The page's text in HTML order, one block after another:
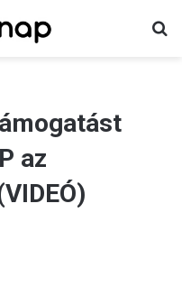
az